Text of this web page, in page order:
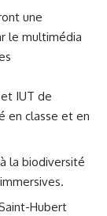
une
le multimédia
IUT de
en classe et en
la biodiversité
Hubert